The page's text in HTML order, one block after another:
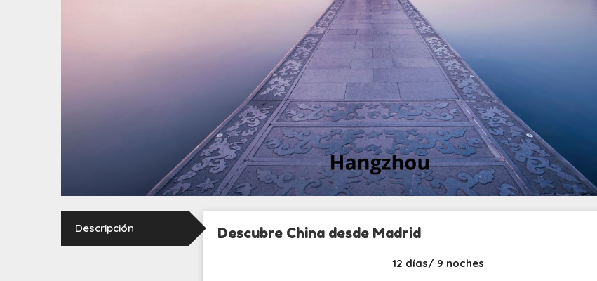
Descripción Descubre China desde Madrid
12 días/ 9 noches